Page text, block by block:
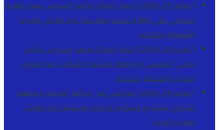
[ يوليو 29, 2026 ]
جلالة الملك محمد السادس يصدر عفوه
السامي على 1788 شخصا بمناسبة عيد العرش المجيد
الأنشطة الملكية
[ يوليو 29, 2026 ]
جلالة الملك محمد السادس يترأس
يومي الخميس والجمعة مراسم احتفالات عيد العرش
المجيدالأنشطة الملكية
[ يوليو 29, 2026 ]
مراكش تعزز بنياتها التحتية وعرضها
التربوي بمشاريع هيكلية واعدة بمناسبة عيد العرش
المجيدالاخبار